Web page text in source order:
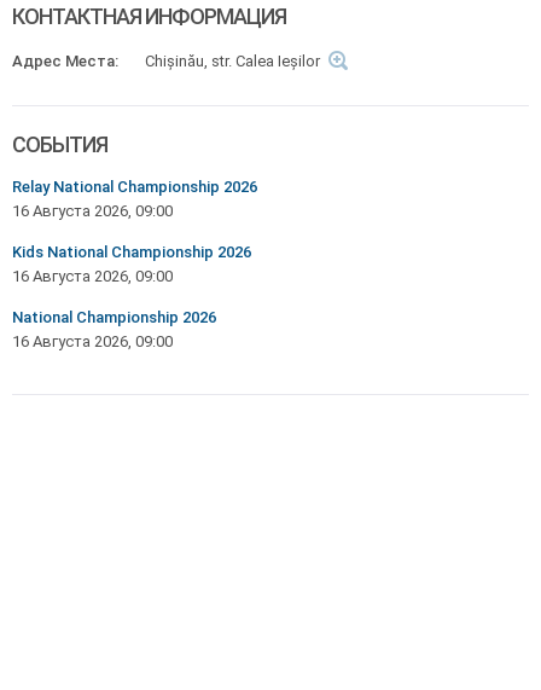
КОНТАКТНАЯ ИНФОРМАЦИЯ
Адрес Места: Chișinău, str. Calea Ieșilor
СОБЫТИЯ
Relay National Championship 2026
16 Августа 2026, 09:00
Kids National Championship 2026
16 Августа 2026, 09:00
National Championship 2026
16 Августа 2026, 09:00